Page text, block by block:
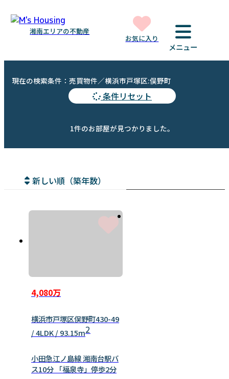
湘南エリアの不動産
お気に入り
メニュー
現在の検索条件：売買物件／横浜市戸塚区:俣野町
条件リセット
1件のお部屋が見つかりました。
新しい順（築年数）
4,080万
横浜市戸塚区俣野町430-49
/ 4LDK / 93.15m2
小田急江ノ島線 湘南台駅バ
ス10分 「福泉寺」停歩2分